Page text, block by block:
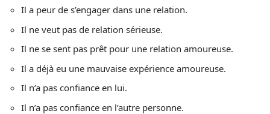
Il a peur de s’engager dans une relation.
Il ne veut pas de relation sérieuse.
Il ne se sent pas prêt pour une relation amoureuse.
Il a déjà eu une mauvaise expérience amoureuse.
Il n’a pas confiance en lui.
Il n’a pas confiance en l’autre personne.